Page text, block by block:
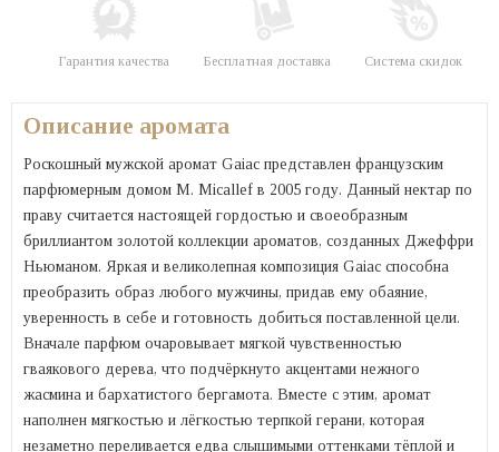
Гарантия качества Бесплатная доставка Система скидок
Описание аромата
Роскошный мужской аромат Gaiac представлен французским
парфюмерным домом M. Micallef в 2005 году. Данный нектар по
праву считается настоящей гордостью и своеобразным
бриллиантом золотой коллекции ароматов, созданных Джеффри
Ньюманом. Яркая и великолепная композиция Gaiac способна
преобразить образ любого мужчины, придав ему обаяние,
уверенность в себе и готовность добиться поставленной цели.
Вначале парфюм очаровывает мягкой чувственностью
гваякового дерева, что подчёркнуто акцентами нежного
жасмина и бархатистого бергамота. Вместе с этим, аромат
наполнен мягкостью и лёгкостью терпкой герани, которая
незаметно переливается едва слышимыми оттенками тёплой и